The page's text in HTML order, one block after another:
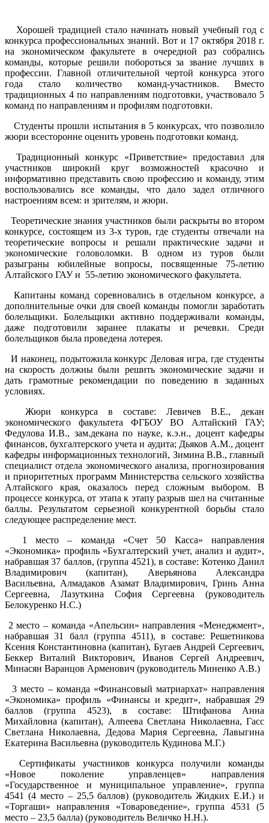
Хорошей традицией стало начинать новый учебный год с
конкурса профессиональных знаний. Вот и 17 октября 2018 г.
на экономическом факультете в очередной раз собрались
команды, которые решили побороться за звание лучших в
профессии. Главной отличительной чертой конкурса этого
года стало количество команд-участников. Вместо
традиционных 4 по направлениям подготовки, участвовало 5
команд по направлениям и профилям подготовки.
Студенты прошли испытания в 5 конкурсах, что позволило
жюри всесторонне оценить уровень подготовки команд.
Традиционный конкурс «Приветствие» предоставил для
участников широкий круг возможностей красочно и
информативно представить свою профессию и команду, этим
воспользовались все команды, что дало задел отличного
настроениям всем: и зрителям, и жюри.
Теоретические знания участников были раскрыты во втором
конкурсе, состоящем из 3-х туров, где студенты отвечали на
теоретические вопросы и решали практические задачи и
экономические головоломки. В одном из туров были
разыграны юбилейные вопросы, посвященные 75-летию
Алтайского ГАУ и 55-летию экономического факультета.
Капитаны команд соревновались в отдельном конкурсе, а
дополнительные очки для своей команды помогли заработать
болельщики. Болельщики активно поддерживали команды,
даже подготовили заранее плакаты и речевки. Среди
болельщиков была проведена лотерея.
И наконец, подытожила конкурс Деловая игра, где студенты
на скорость должны были решить экономические задачи и
дать грамотные рекомендации по поведению в заданных
условиях.
Жюри конкурса в составе: Левичев В.Е., декан
экономического факультета ФГБОУ ВО Алтайский ГАУ;
Федулова И.В., зам.декана по науке, к.э.н., доцент кафедры
финансов, бухгалтерского учета и аудита; Дьяков А.М., доцент
кафедры информационных технологий, Зимина В.В., главный
специалист отдела экономического анализа, прогнозирования
и приоритетных программ Министерства сельского хозяйства
Алтайского края, оказалось перед сложным выбором. В
процессе конкурса, от этапа к этапу разрыв шел на считанные
баллы. Результатом серьезной конкурентной борьбы стало
следующее распределение мест.
1 место – команда «Счет 50 Касса» направления
«Экономика» профиль «Бухгалтерский учет, анализ и аудит»,
набравшая 37 баллов, (группа 4521), в составе: Котенко Данил
Владимирович (капитан), Аверьянова Александра
Васильевна, Алмадаков Азамат Владимирович, Гринь Анна
Сергеевна, Лазуткина София Сергеевна (руководитель
Белокуренко Н.С.)
2 место – команда «Апельсин» направления «Менеджмент»,
набравшая 31 балл (группа 4511), в составе: Решетникова
Ксения Константиновна (капитан), Бугаев Андрей Сергеевич,
Беккер Виталий Викторович, Иванов Сергей Андреевич,
Минасян Варанцов Арменович (руководитель Миненко А.В.)
3 место – команда «Финансовый матриархат» направления
«Экономика» профиль «Финансы и кредит», набравшая 29
баллов (группа 4523), в составе: Штифанова Анна
Михайловна (капитан), Алпеева Светлана Николаевна, Гасс
Светлана Николаевна, Дедова Мария Сергеевна, Лавыгина
Екатерина Васильевна (руководитель Кудинова М.Г.)
Сертификаты участников конкурса получили команды
«Новое поколение управленцев» направления
«Государственное и муниципальное управление», группа
4541 (4 место – 25,5 баллов) (руководитель Жидких Е.И.) и
«Торгаши» направления «Товароведение», группа 4531 (5
место – 23,5 балла) (руководитель Величко Н.Н.).